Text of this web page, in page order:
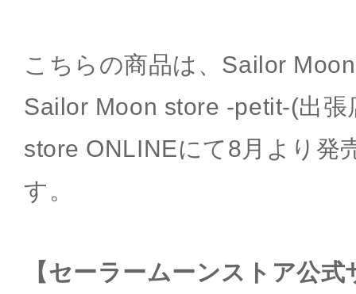
こちらの商品は、Sailor
Sailor Moon store -petit-(出
store ONLINEにて8月より発
す。
【セーラームーンストア公式